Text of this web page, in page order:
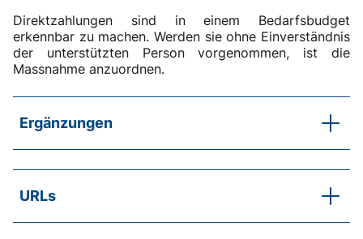
Direktzahlungen sind in einem Bedarfsbudget
erkennbar zu machen. Werden sie ohne Einverständnis
der unterstützten Person vorgenommen, ist die
Massnahme anzuordnen.
Ergänzungen
Die Rückstellungen für den GBL werden auf dem
gleichen Buchungskonto vorgenommen, wie die
Auszahlung für den GBL, damit auf einem
Kontoauszug erkennbar ist, wie viel GBL ausbezahlt
URLs
SKOS-RL, Kapitel A.2 Erläuterungen a